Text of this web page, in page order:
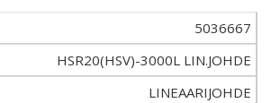
5036667
HSR20(HSV)-3000L LIN.JOHDE
LINEAARIJOHDE